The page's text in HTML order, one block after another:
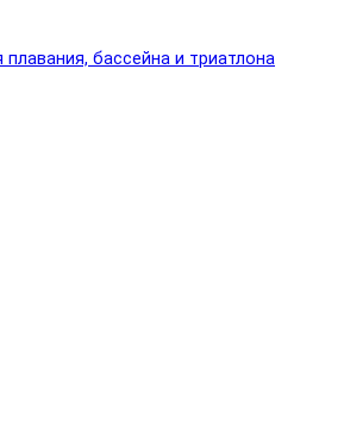
бассейна и триатлона